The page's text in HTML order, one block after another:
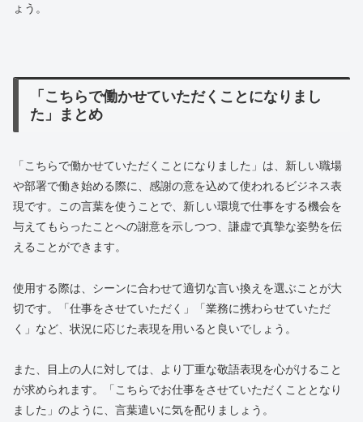
ょう。
「こちらで働かせていただくことになりまし
た」まとめ
「こちらで働かせていただくことになりました」は、新しい職場
や部署で働き始める際に、感謝の意を込めて使われるビジネス表
現です。この言葉を使うことで、新しい環境で仕事をする機会を
与えてもらったことへの謝意を示しつつ、謙虚で真摯な姿勢を伝
えることができます。
使用する際は、シーンに合わせて適切な言い換えを選ぶことが大
切です。「仕事をさせていただく」「業務に携わらせていただ
く」など、状況に応じた表現を用いると良いでしょう。
また、目上の人に対しては、より丁重な敬語表現を心がけること
が求められます。「こちらでお仕事をさせていただくこととなり
ました」のように、言葉遣いに気を配りましょう。